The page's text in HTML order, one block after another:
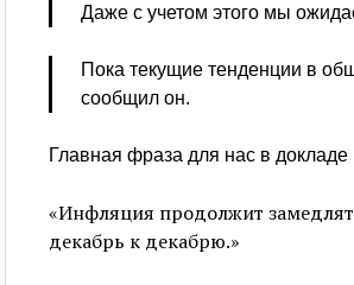
Даже с учетом этого мы
Пока текущие тенденции в
сообщил он.
Главная фраза для нас в докладе
«Инфляция продолжит
декабрь к декабрю.»